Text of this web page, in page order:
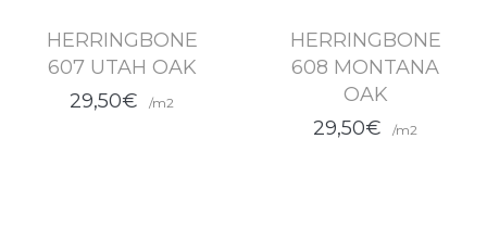
HERRINGBONE
607 UTAH OAK
29,50€
/m2
HERRINGBONE
608 MONTANA
OAK
29,50€
/m2